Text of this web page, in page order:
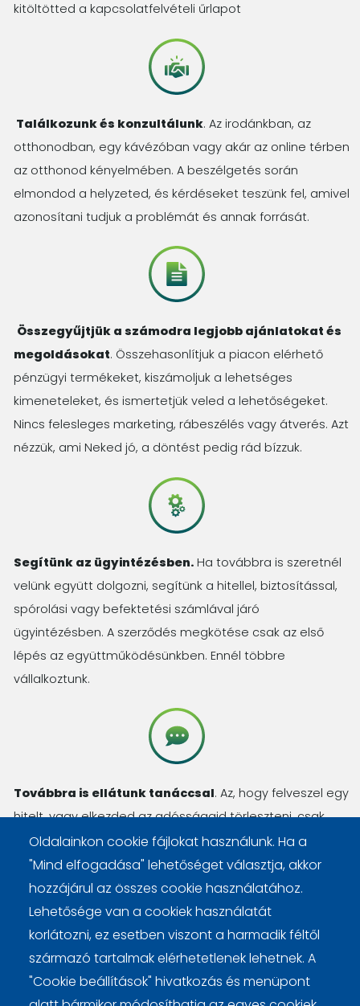
kitöltötted a kapcsolatfelvételi űrlapot
Találkozunk és konzultálunk. Az irodánkban, az
otthonodban, egy kávézóban vagy akár az online térben
az otthonod kényelmében. A beszélgetés során
elmondod a helyzeted, és kérdéseket teszünk fel, amivel
azonosítani tudjuk a problémát és annak forrását.
Összegyűjtjük a számodra legjobb ajánlatokat és
megoldásokat. Összehasonlítjuk a piacon elérhető
pénzügyi termékeket, kiszámoljuk a lehetséges
kimeneteleket, és ismertetjük veled a lehetőségeket.
Nincs felesleges marketing, rábeszélés vagy átverés. Azt
nézzük, ami Neked jó, a döntést pedig rád bízzuk.
Segítünk az ügyintézésben. Ha továbbra is szeretnél
velünk együtt dolgozni, segítünk a hitellel, biztosítással,
spórolási vagy befektetési számlával járó
ügyintézésben. A szerződés megkötése csak az első
lépés az együttműködésünkben. Ennél többre
vállalkoztunk.
Továbbra is ellátunk tanáccsal. Az, hogy felveszel egy
hitelt, vagy elkezded az adósságaid törleszteni, csak
kezdőlépés. Számos kérdésed lesz még, amit
megválaszolunk, haladásod pedig nyomon követjük.
Oldalainkon cookie fájlokat használunk. Ha a
"Mind elfogadása" lehetőséget választja, akkor
hozzájárul az összes cookie használatához.
Lehetősége van a cookiek használatát
korlátozni, ez esetben viszont a harmadik féltől
származó tartalmak elérhetetlenek lehetnek. A
"Cookie beállítások" hivatkozás és menüpont
LáblécCookie beállítások Cookie kezelési tájékoztató